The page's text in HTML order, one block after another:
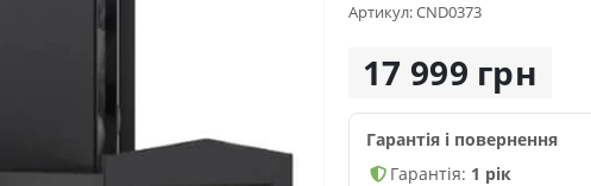
Артикул: CND0373
17 999 грн
Гарантія і повернення
Гарантія: 1 рік